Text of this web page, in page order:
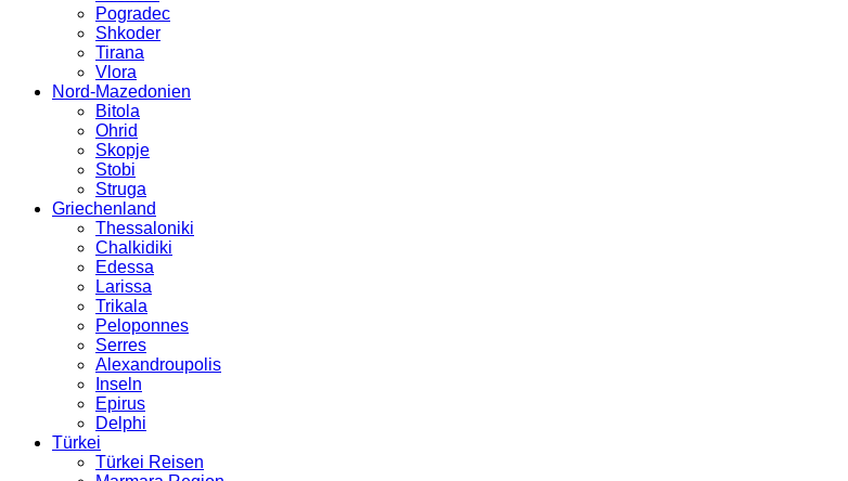
Pogradec
Shkoder
Tirana
Vlora
Nord-Mazedonien
Bitola
Ohrid
Skopje
Stobi
Struga
Griechenland
Thessaloniki
Chalkidiki
Edessa
Larissa
Trikala
Peloponnes
Serres
Alexandroupolis
Inseln
Epirus
Delphi
Türkei
Türkei Reisen